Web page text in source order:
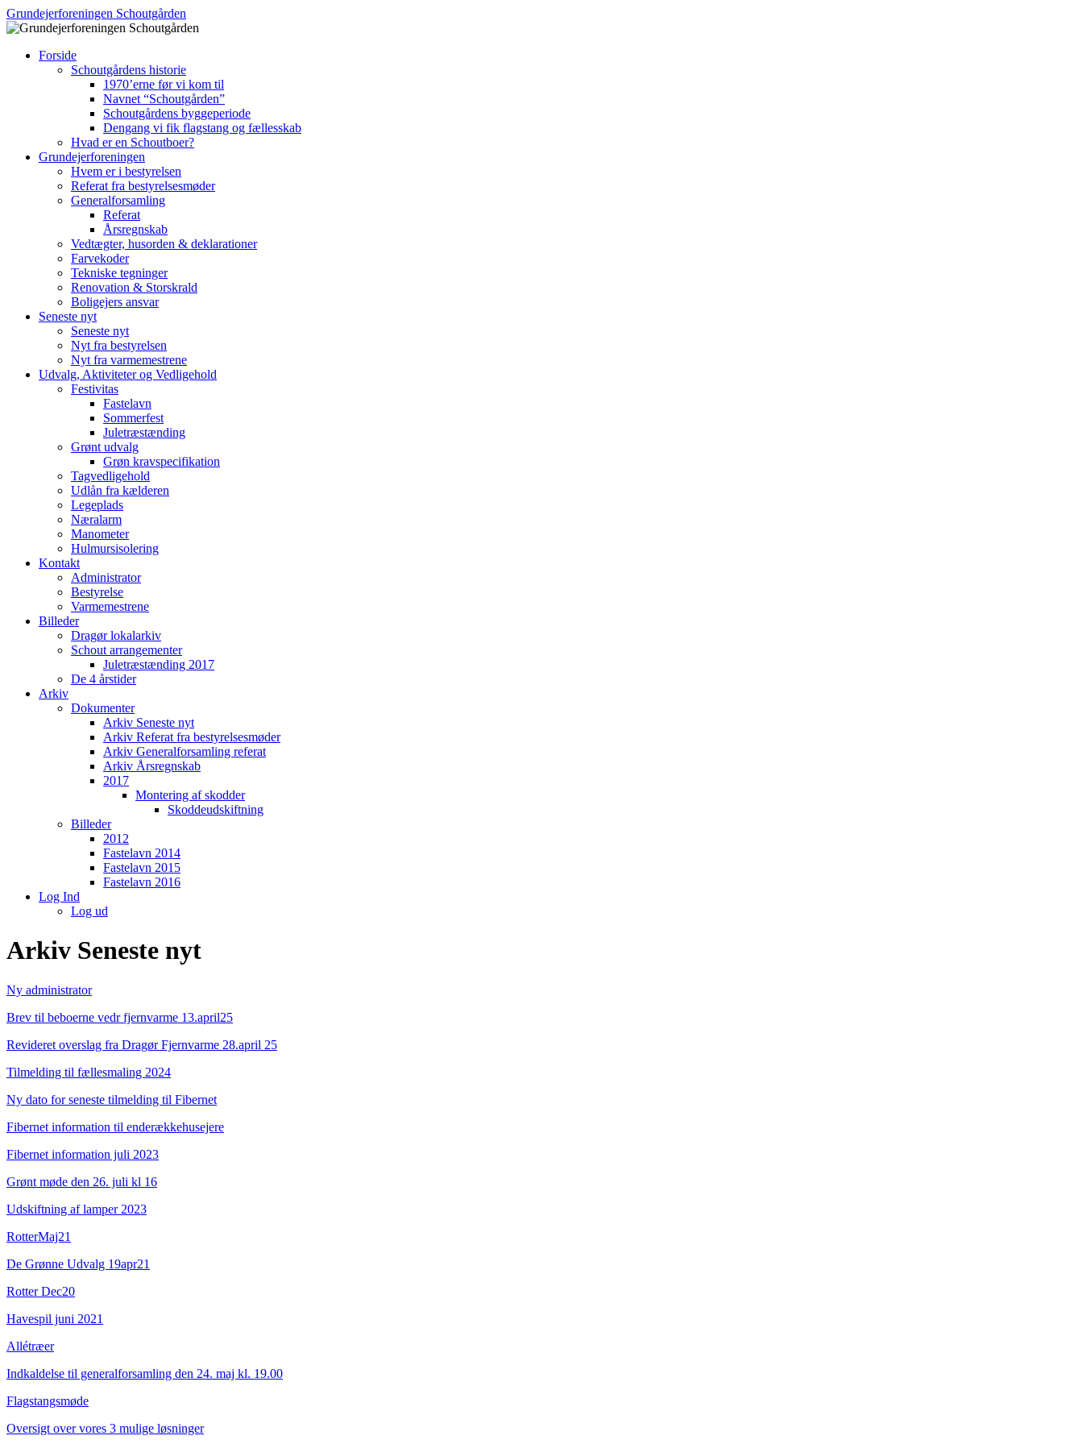
Hop
til
Grundejerforeningen Schoutgården
Forside
Schoutgårdens historie
1970’erne før vi kom til
Navnet “Schoutgården”
Schoutgårdens byggeperiode
Dengang vi fik flagstang og fællesskab
Hvad er en Schoutboer?
Grundejerforeningen
Hvem er i bestyrelsen
Referat fra bestyrelsesmøder
Generalforsamling
Referat
Årsregnskab
Vedtægter, husorden & deklarationer
Farvekoder
Tekniske tegninger
Renovation & Storskrald
Boligejers ansvar
Seneste nyt
Seneste nyt
Nyt fra bestyrelsen
Nyt fra varmemestrene
Udvalg, Aktiviteter og Vedligehold
Festivitas
Fastelavn
Sommerfest
Juletræstænding
Grønt udvalg
Grøn kravspecifikation
Tagvedligehold
Udlån fra kælderen
Legeplads
Næralarm
Manometer
Hulmursisolering
Kontakt
Administrator
Bestyrelse
Varmemestrene
Billeder
Dragør lokalarkiv
Schout arrangementer
Juletræstænding 2017
De 4 årstider
Arkiv
Dokumenter
Arkiv Seneste nyt
Arkiv Referat fra bestyrelsesmøder
Arkiv Generalforsamling referat
Arkiv Årsregnskab
2017
Montering af skodder
Skoddeudskiftning
Billeder
2012
Fastelavn 2014
Fastelavn 2015
Fastelavn 2016
Log Ind
Log ud
Arkiv Seneste nyt
Ny administrator
Brev til beboerne vedr fjernvarme 13.april25
Revideret overslag fra Dragør Fjernvarme 28.april 25
Tilmelding til fællesmaling 2024
Ny dato for seneste tilmelding til Fibernet
Fibernet information til enderækkehusejere
Fibernet information juli 2023
Grønt møde den 26. juli kl 16
Udskiftning af lamper 2023
RotterMaj21
De Grønne Udvalg 19apr21
Rotter Dec20
Havespil juni 2021
Allétræer
Indkaldelse til generalforsamling den 24. maj kl. 19.00
Flagstangsmøde
Oversigt over vores 3 mulige løsninger